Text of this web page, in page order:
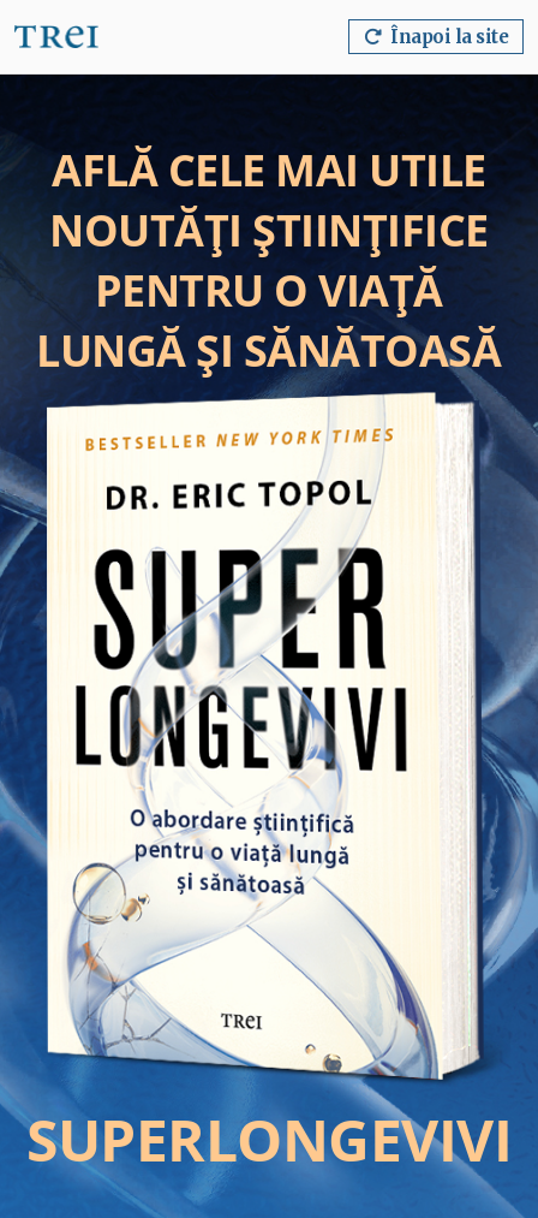
Înapoi la site
AFLĂ CELE MAI UTILE
NOUTĂȚI ȘTIINȚIFICE
PENTRU O VIAȚĂ
LUNGĂ ȘI SĂNĂTOASĂ
SUPERLONGEVIVI